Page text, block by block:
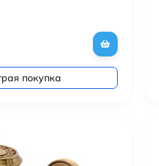
покупка